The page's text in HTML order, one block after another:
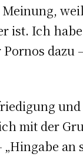
ist. Ich
dazu
mit der
an